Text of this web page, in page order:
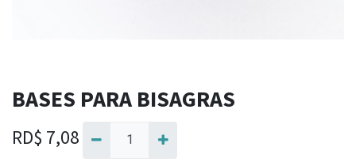
BASES PARA BISAGRAS
RD$ 7,08